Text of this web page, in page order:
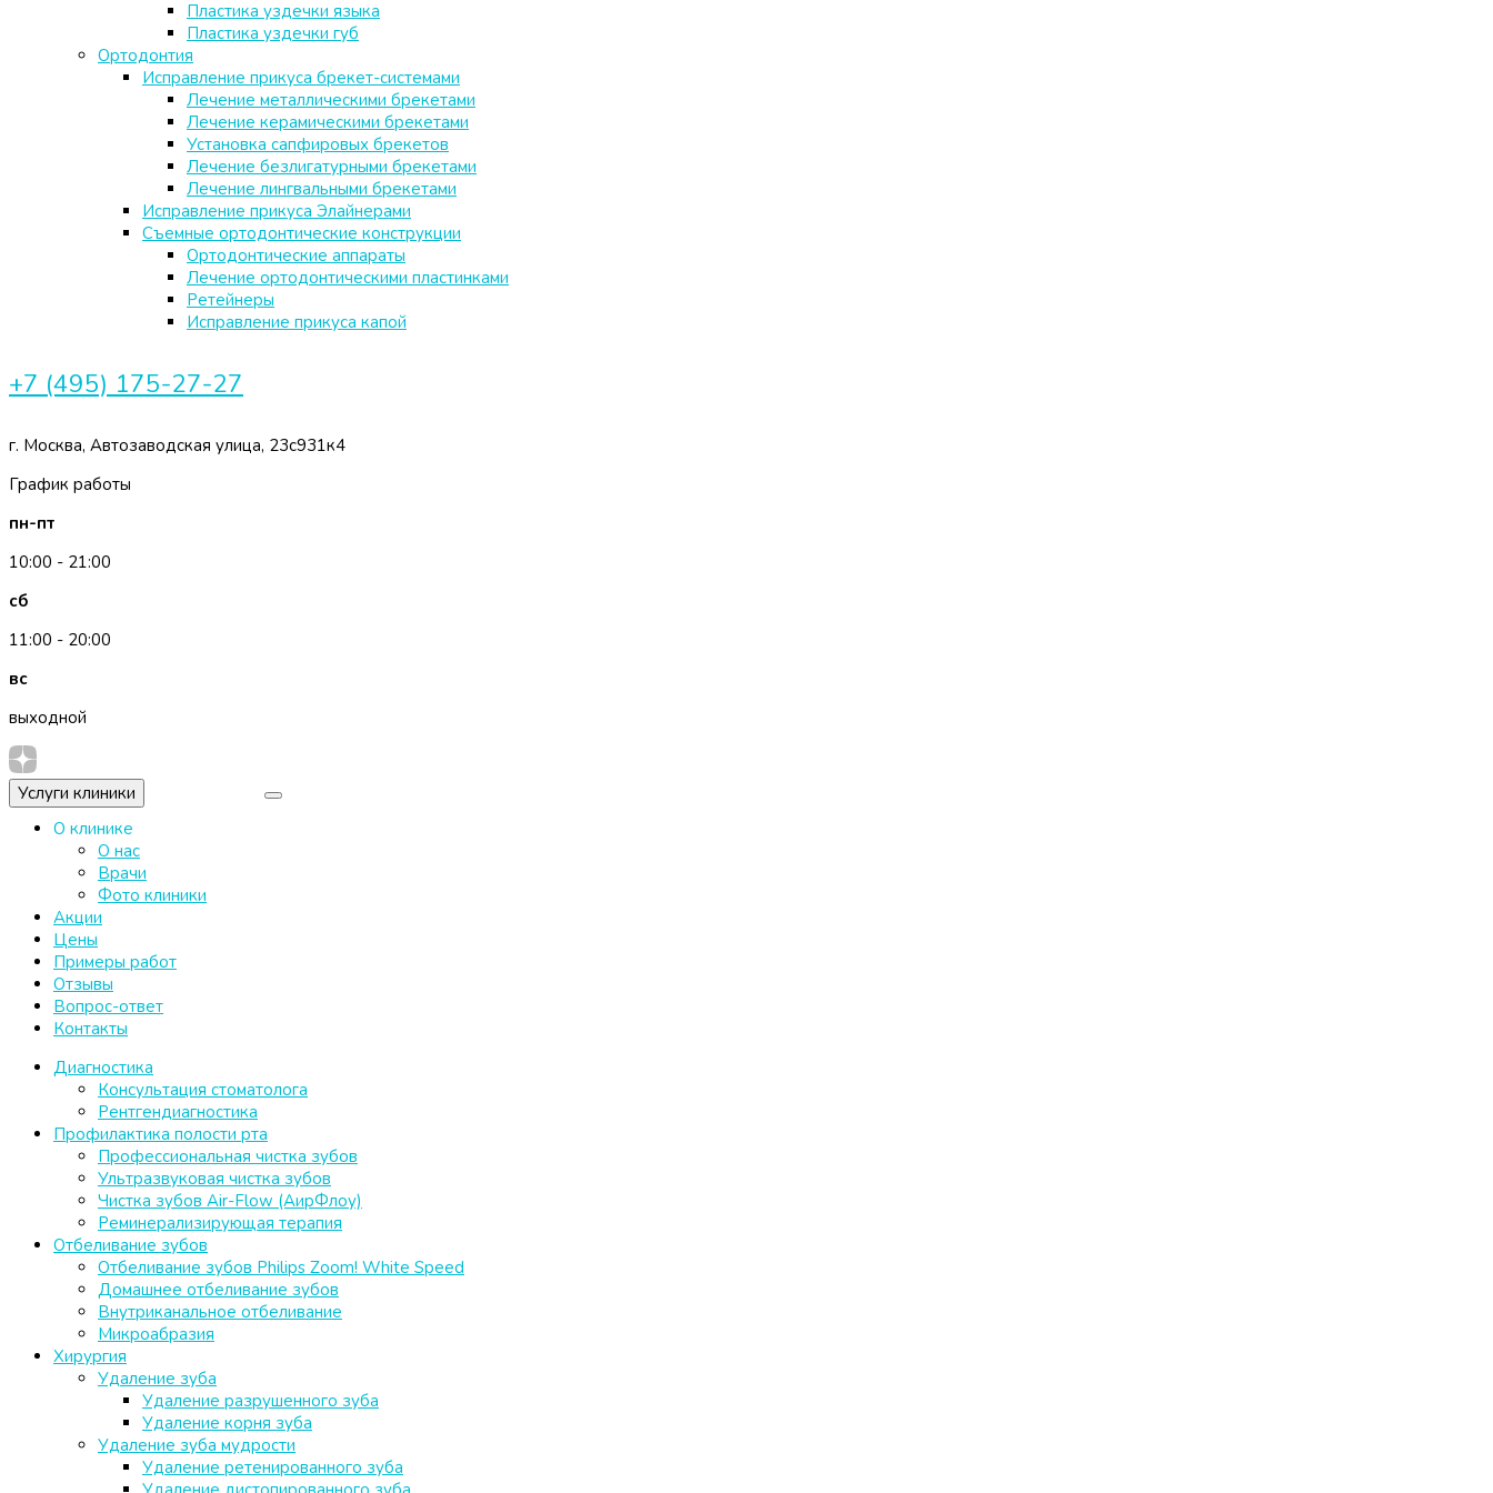
Пластика уздечки языка
Пластика уздечки губ
Ортодонтия
Исправление прикуса брекет-системами
Лечение металлическими брекетами
Лечение керамическими брекетами
Установка сапфировых брекетов
Лечение безлигатурными брекетами
Лечение лингвальными брекетами
Исправление прикуса Элайнерами
Съемные ортодонтические конструкции
Ортодонтические аппараты
Лечение ортодонтическими пластинками
Ретейнеры
Исправление прикуса капой
+7 (495) 175-27-27
г. Москва, Автозаводская улица, 23с931к4
График работы
пн-пт
10:00 - 21:00
сб
11:00 - 20:00
вс
выходной
Услуги клиники
О клинике
О нас
Врачи
Фото клиники
Акции
Цены
Примеры работ
Отзывы
Вопрос-ответ
Контакты
Диагностика
Консультация стоматолога
Рентгендиагностика
Профилактика полости рта
Профессиональная чистка зубов
Ультразвуковая чистка зубов
Чистка зубов Air-Flow (АирФлоу)
Реминерализирующая терапия
Отбеливание зубов
Отбеливание зубов Philips Zoom! White Speed
Домашнее отбеливание зубов
Внутриканальное отбеливание
Микроабразия
Хирургия
Удаление зуба
Удаление разрушенного зуба
Удаление корня зуба
Удаление зуба мудрости
Удаление ретенированного зуба